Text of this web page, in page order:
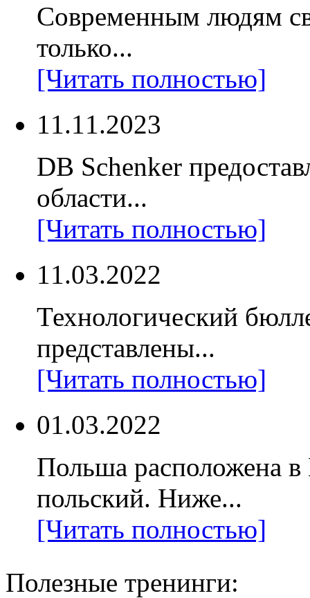
Современным людям
только...
[Читать полностью]
11.11.2023
DB Schenker
области...
[Читать полностью]
11.03.2022
Технологический
представлены...
[Читать полностью]
01.03.2022
Польша расположена
польский. Ниже...
[Читать полностью]
Полезные тренинги: